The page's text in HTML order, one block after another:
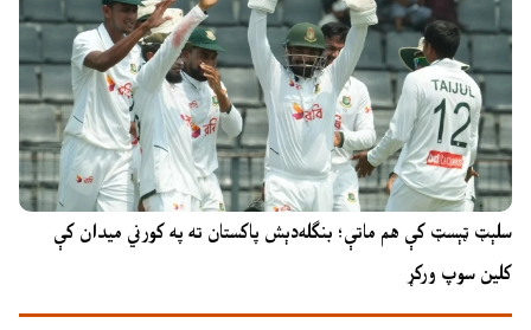
سلېټ ټېسټ کې هم ماتې؛ بنګله‌دېش پاکستان ته په کورني میدان کې
کلین سوپ ورکړ